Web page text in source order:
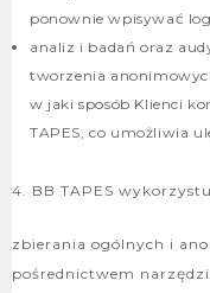
ponownie wpisywać
analiz i badań oraz
tworzenia
w jaki sposób Klienci
TAPES, co umożliwia
4. BB TAPES
zbierania ogólnych i
pośrednictwem